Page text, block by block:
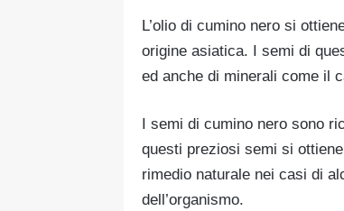
L’olio di cumino nero si
origine asiatica. I semi di
ed anche di minerali come il
I semi di cumino nero sono
questi preziosi semi si
rimedio naturale nei casi di
dell’organismo.